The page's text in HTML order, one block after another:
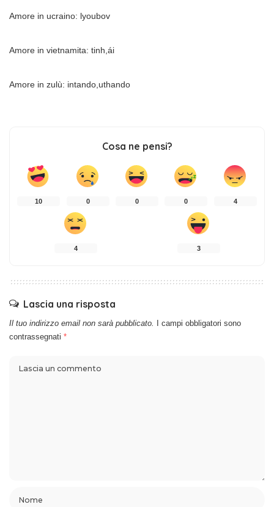
Amore in ucraino: lyoubov
Amore in vietnamita: tinh,ái
Amore in zulù: intando,uthando
Cosa ne pensi?
10 0 0 0 4
4 3
Lascia una risposta
Il tuo indirizzo email non sarà pubblicato.
I campi obbligatori sono
contrassegnati *